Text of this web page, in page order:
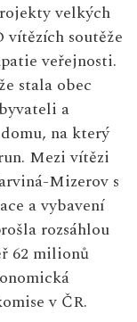
velkých
vítězích soutěže
veřejnosti.
stala obec
a
na který
Mezi vítězi
Mizerov s
a vybavení
rozsáhlou
62 milionů
v ČR.